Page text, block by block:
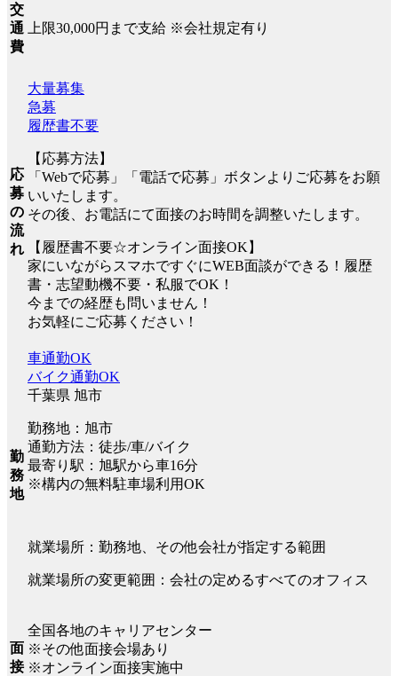
交
通
費
上限30,000円まで支給 ※会社規定有り
応
募
の
流
れ
大量募集
急募
履歴書不要
【応募方法】
「Webで応募」「電話で応募」ボタンよりご応募をお願
いいたします。
その後、お電話にて面接のお時間を調整いたします。
【履歴書不要☆オンライン面接OK】
家にいながらスマホですぐにWEB面談ができる！履歴
書・志望動機不要・私服でOK！
今までの経歴も問いません！
お気軽にご応募ください！
勤
務
地
車通勤OK
バイク通勤OK
千葉県 旭市
勤務地：旭市
通勤方法：徒歩/車/バイク
最寄り駅：旭駅から車16分
※構内の無料駐車場利用OK
就業場所：勤務地、その他会社が指定する範囲
就業場所の変更範囲：会社の定めるすべてのオフィス
面
接
全国各地のキャリアセンター
※その他面接会場あり
※オンライン面接実施中